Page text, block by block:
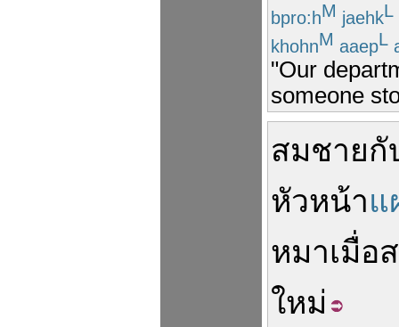
bpro:hM jaehkL
khohnM aaepL
"Our
someone
สมชายกั
หัวหน้าแ
หมาเมื่อ
ใหม่